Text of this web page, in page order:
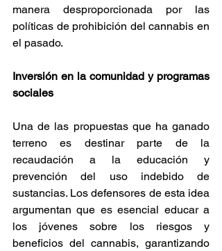
manera desproporcionada por las
políticas de prohibición del cannabis en
el pasado.
Inversión en la comunidad y programas
sociales
Una de las propuestas que ha ganado
terreno es destinar parte de la
recaudación a la educación y
prevención del uso indebido de
sustancias. Los defensores de esta idea
argumentan que es esencial educar a
los jóvenes sobre los riesgos y
beneficios del cannabis, garantizando